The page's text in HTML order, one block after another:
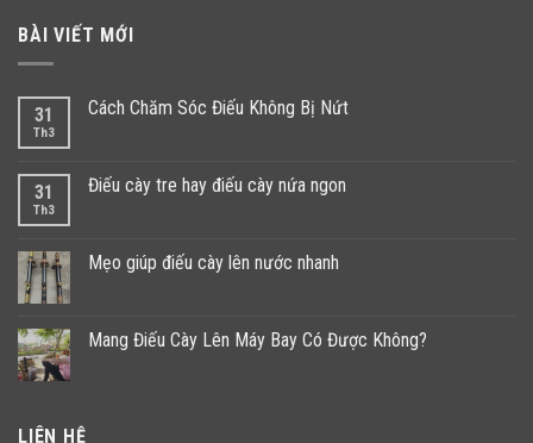
BÀI VIẾT MỚI
31
Th3
Cách Chăm Sóc Điếu Không Bị Nứt
31
Th3
Điếu cày tre hay điếu cày nứa ngon
Mẹo giúp điếu cày lên nước nhanh
Mang Điếu Cày Lên Máy Bay Có Được Không?
LIÊN HỆ